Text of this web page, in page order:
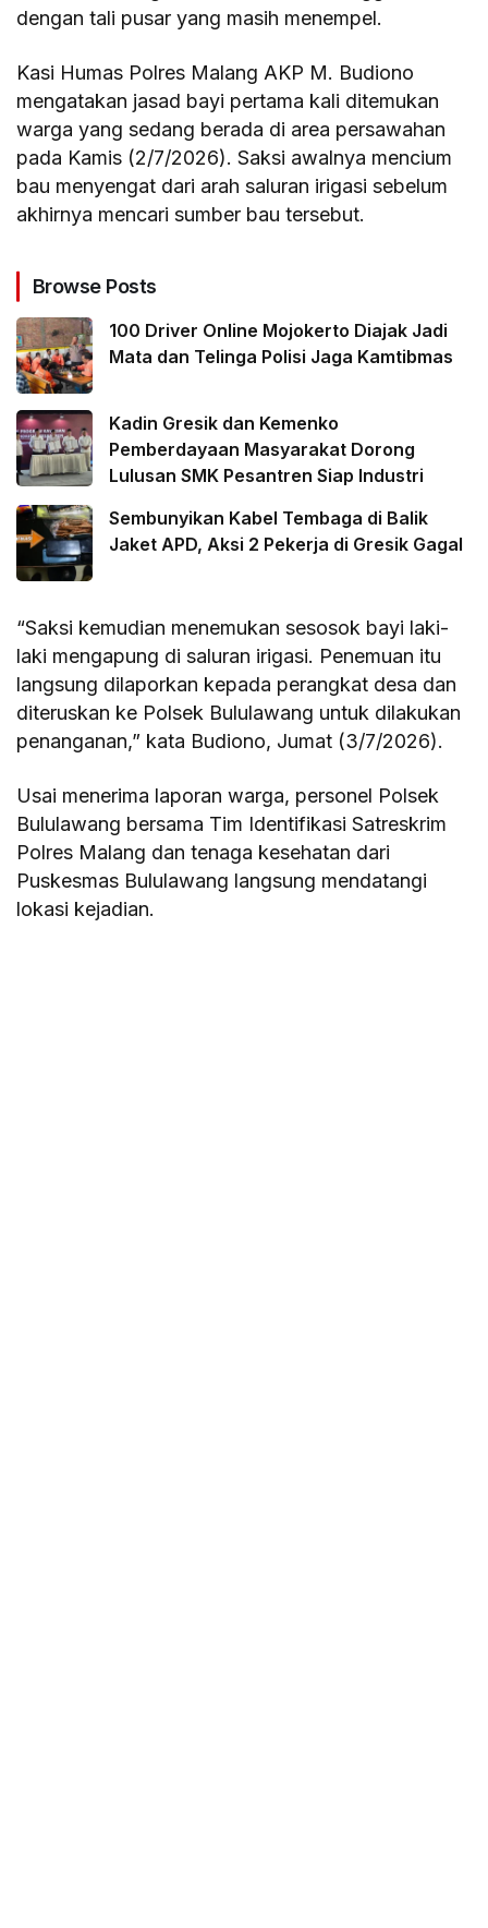
dengan tali pusar yang masih menempel.
Kasi Humas Polres Malang AKP M. Budiono
mengatakan jasad bayi pertama kali ditemukan
warga yang sedang berada di area persawahan
pada Kamis (2/7/2026). Saksi awalnya mencium
bau menyengat dari arah saluran irigasi sebelum
akhirnya mencari sumber bau tersebut.
Browse Posts
100 Driver Online Mojokerto Diajak Jadi
Mata dan Telinga Polisi Jaga Kamtibmas
Kadin Gresik dan Kemenko
Pemberdayaan Masyarakat Dorong
Lulusan SMK Pesantren Siap Industri
Sembunyikan Kabel Tembaga di Balik
Jaket APD, Aksi 2 Pekerja di Gresik Gagal
“Saksi kemudian menemukan sesosok bayi laki-
laki mengapung di saluran irigasi. Penemuan itu
langsung dilaporkan kepada perangkat desa dan
diteruskan ke Polsek Bululawang untuk dilakukan
penanganan,” kata Budiono, Jumat (3/7/2026).
Usai menerima laporan warga, personel Polsek
Bululawang bersama Tim Identifikasi Satreskrim
Polres Malang dan tenaga kesehatan dari
Puskesmas Bululawang langsung mendatangi
lokasi kejadian.